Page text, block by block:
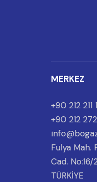
MERKEZ
+90 212
+90 212
Fulya Mah.
Cad.
TÜRKİYE